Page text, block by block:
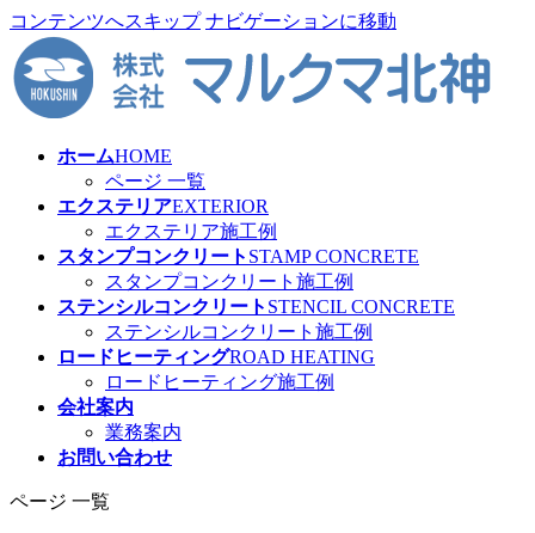
コンテンツへスキップ ナビゲーションに移動
ホームHOME
ページ 一覧
エクステリアEXTERIOR
エクステリア施工例
スタンプコンクリート STAMP CONCRETE
スタンプコンクリート施工例
ステンシルコンクリート STENCIL CONCRETE
ステンシルコンクリート施工例
ロードヒーティングROAD HEATING
ロードヒーティング施工例
会社案内
業務案内
お問い合わせ
ページ 一覧